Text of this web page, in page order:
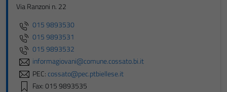
Via Ranzoni n. 22
015 9893530
015 9893531
015 9893532
informagiovani@comune.cossato.bi.it
PEC:cossato@pec.ptbiellese.it
Fax: 015 9893535